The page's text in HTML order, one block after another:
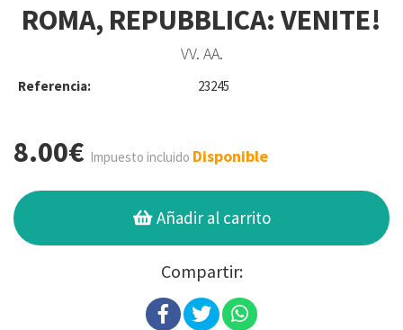
ROMA, REPUBBLICA: VENITE!
VV. AA.
Referencia: 23245
8.00€ Impuesto incluido Disponible
Añadir al carrito
Compartir: